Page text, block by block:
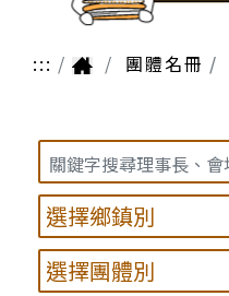
::: 團體名冊